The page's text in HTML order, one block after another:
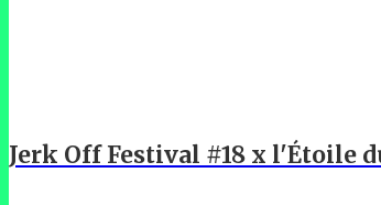
Jerk Off Festival #18 x l'Étoile